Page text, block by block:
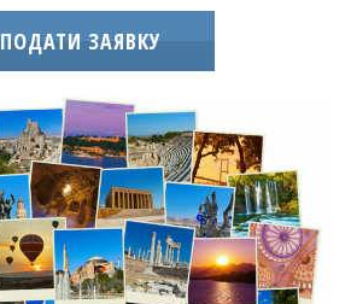
ПОДАТИ ЗАЯВКУ